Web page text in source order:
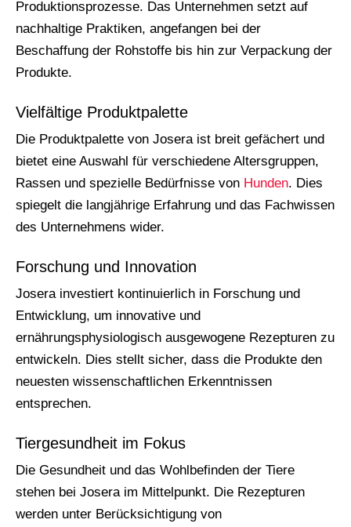
Produktionsprozesse. Das Unternehmen setzt auf
nachhaltige Praktiken, angefangen bei der
Beschaffung der Rohstoffe bis hin zur Verpackung der
Produkte.
Vielfältige Produktpalette
Die Produktpalette von Josera ist breit gefächert und
bietet eine Auswahl für verschiedene Altersgruppen,
Rassen und spezielle Bedürfnisse von Hunden. Dies
spiegelt die langjährige Erfahrung und das Fachwissen
des Unternehmens wider.
Forschung und Innovation
Josera investiert kontinuierlich in Forschung und
Entwicklung, um innovative und
ernährungsphysiologisch ausgewogene Rezepturen zu
entwickeln. Dies stellt sicher, dass die Produkte den
neuesten wissenschaftlichen Erkenntnissen
entsprechen.
Tiergesundheit im Fokus
Die Gesundheit und das Wohlbefinden der Tiere
stehen bei Josera im Mittelpunkt. Die Rezepturen
werden unter Berücksichtigung von